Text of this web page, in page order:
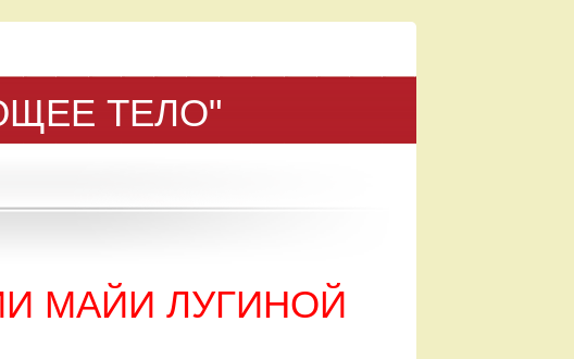
ТЕЛО"
МАЙИ ЛУГИНОЙ